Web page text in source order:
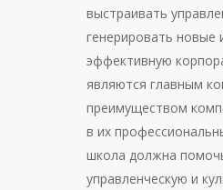
выстраивать
генерировать новые
эффективную
являются главным
преимуществом
в их
школа должна
управленческую и